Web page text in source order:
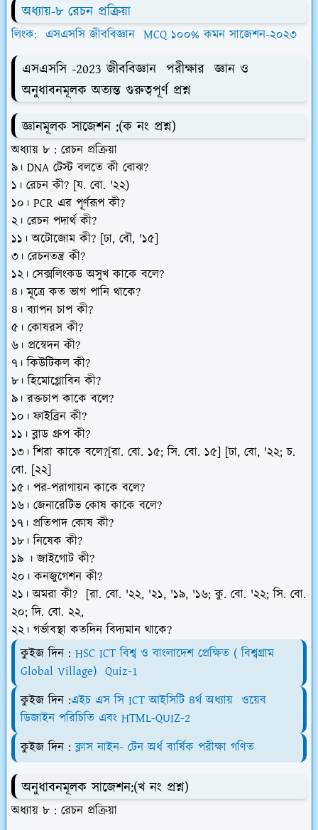
অধ্যায়-৮ রেচন প্রক্রিয়া
লিংক: এসএসসি জীববিজ্ঞান MCQ ১০০% কমন সাজেশন-২০২৩
এসএসসি -2023 জীববিজ্ঞান পরীক্ষার জ্ঞান ও
অনুধাবনমূলক অত্যন্ত গুরুত্বপূর্ণ প্রশ্ন
জ্ঞানমূলক সাজেশন :(ক নং প্রশ্ন)
অধ্যায় ৮ : রেচন প্রক্রিয়া
৯। DNA টেস্ট বলতে কী বোঝ?
১। রেচন কী? [য. বো. '২২)
১০। PCR এর পূর্ণরূপ কী?
২। রেচন পদার্থ কী?
১১। অটোজোম কী? [ঢা, বৌ, '১৫]
৩। রেচনতন্ত্র কী?
১২। সেক্সলিংকড অসুখ কাকে বলে?
৪। মূত্রে কত ভাগ পানি থাকে?
৪। ব্যাপন চাপ কী?
৫। কোষরস কী?
৬। প্রস্বেদন কী?
৭। কিউটিকল কী?
৮। হিমোগ্লোবিন কী?
৯। রক্তচাপ কাকে বলে?
১০। ফাইব্রিন কী?
১১। ব্লাড গ্রুপ কী?
১৩। শিরা কাকে বলে?[রা. বো. ১৫; সি. বো. ১৫] [ঢা, বো, '২২; চ.
বো. [২২]
১৫। পর-পরাগায়ন কাকে বলে?
১৬। জেনারেটিভ কোষ কাকে বলে?
১৭। প্রতিপাদ কোষ কী?
১৮। নিষেক কী?
১৯ । জাইগোট কী?
২০। কনজুগেশন কী?
২১। অমরা কী? [রা. বো. '২২, '২১, '১৯, '১৬; কু. বো. '২২; সি. বো.
২০; দি. বো. ২২,
২২। গর্ভাবস্থা কতদিন বিদ্যমান থাকে?
কুইজ দিন : HSC ICT বিশ্ব ও বাংলাদেশ প্রেক্ষিত ( বিশ্বগ্রাম
Global Village) Quiz-1
কুইজ দিন :এইচ এস সি ICT আইসিটি ৪র্থ অধ্যায় ওয়েব
ডিজাইন পরিচিতি এবং HTML-QUIZ-2
কুইজ দিন :ক্লাস নাইন- টেন অর্ধ বার্ষিক পরীক্ষা গণিত
অনুধাবনমূলক সাজেশন:(খ নং প্রশ্ন)
অধ্যায় ৮ : রেচন প্রক্রিয়া